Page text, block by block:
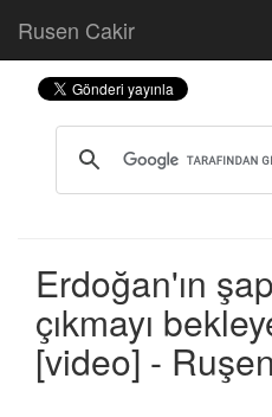
Rusen Cakir
Erdoğan'ın
çıkmayı
[video] -